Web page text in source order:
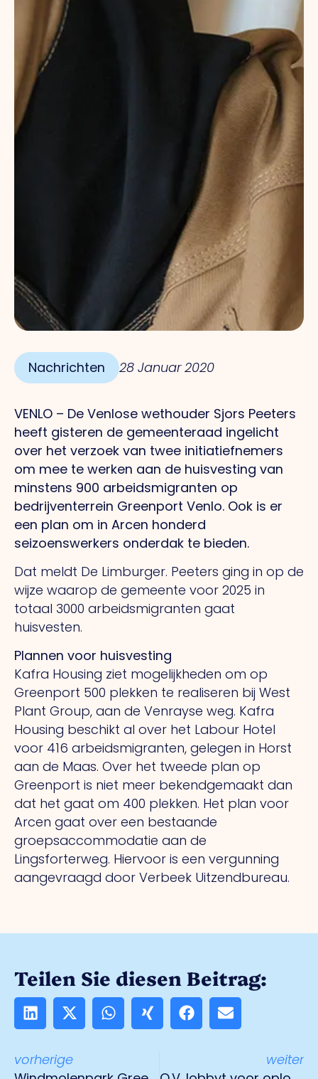
Nachrichten 28 Januar 2020
VENLO – De Venlose wethouder Sjors Peeters
heeft gisteren de gemeenteraad ingelicht
over het verzoek van twee initiatiefnemers
om mee te werken aan de huisvesting van
minstens 900 arbeidsmigranten op
bedrijventerrein Greenport Venlo. Ook is er
een plan om in Arcen honderd
seizoenswerkers onderdak te bieden.
Dat meldt De Limburger. Peeters ging in op de
wijze waarop de gemeente voor 2025 in
totaal 3000 arbeidsmigranten gaat
huisvesten.
Plannen voor huisvesting
Kafra Housing ziet mogelijkheden om op
Greenport 500 plekken te realiseren bij West
Plant Group, aan de Venrayse weg. Kafra
Housing beschikt al over het Labour Hotel
voor 416 arbeidsmigranten, gelegen in Horst
aan de Maas. Over het tweede plan op
Greenport is niet meer bekendgemaakt dan
dat het gaat om 400 plekken. Het plan voor
Arcen gaat over een bestaande
groepsaccommodatie aan de
Lingsforterweg. Hiervoor is een vergunning
aangevraagd door Verbeek Uitzendbureau.
Teilen Sie diesen Beitrag:
vorherige
weiter